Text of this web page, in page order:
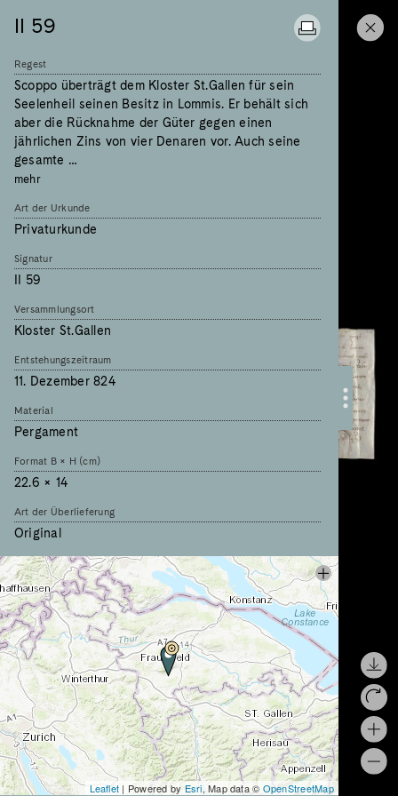
II 59
Regest
Scoppo überträgt dem Kloster St.Gallen für sein
Seelenheil seinen Besitz in Lommis. Er behält sich
aber die Rücknahme der Güter gegen einen
jährlichen Zins von vier Denaren vor. Auch seine
gesamte …
mehr
Art der Urkunde
Privaturkunde
Signatur
II 59
Versammlungsort
Kloster St.Gallen
Entstehungszeitraum
11. Dezember 824
Material
Pergament
Format B × H (cm)
22.6 × 14
Art der Überlieferung
Original
Sprache
lateinisch
Schreiber
Cozpreht
Titel des Schreibers
subdiaconus
Chartae Latinae Antiquiores
CII, 26
Chartularium Sangallense
295 Leaflet | Powered by Esri, Map data © OpenStreetMap